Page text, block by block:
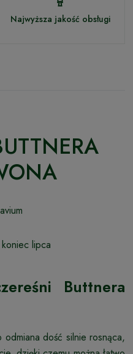
Najwyższa jakość obsługi
lipca
Buttnera
dość silnie rosnąca,